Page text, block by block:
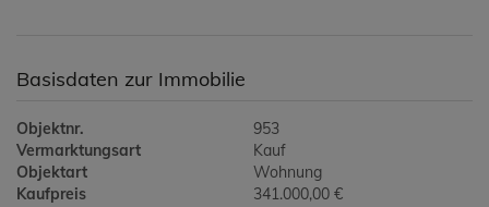
Basisdaten zur Immobilie
Objektnr.
953
Vermarktungsart
Kauf
Objektart
Wohnung
Kaufpreis
341.000,00 €